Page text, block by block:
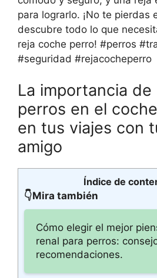
para lograrlo. ¡No te pierdas
descubre todo lo que
reja coche perro! #perros
#seguridad #rejacocheperro
La importancia de
perros en el
en tus viajes con
amigo
Índice de
👇Mira también
Cómo elegir el mejor
renal para perros:
recomendaciones.